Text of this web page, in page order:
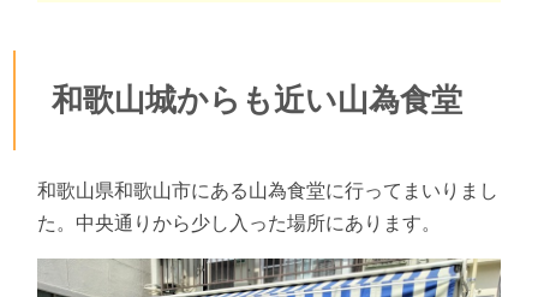
和歌山城からも近い山為食堂
和歌山県和歌山市にある山為食堂に行ってまいりまし
た。中央通りから少し入った場所にあります。